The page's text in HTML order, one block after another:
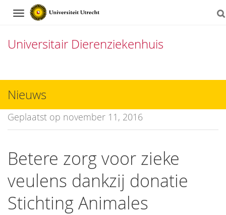
Navigation
Universitair Dierenziekenhuis
naar
inhoud
Nieuws
Geplaatst op november 11, 2016
Betere zorg voor zieke
veulens dankzij donatie
Stichting Animales